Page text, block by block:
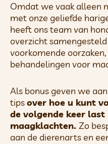
Omdat we vaak alleen
met onze geliefde
heeft ons team van
overzicht
voorkomende
behandelingen voor
Als bonus geven we
tipsover hoe u kunt
de volgende keer
maagklachten. Zo
aan de dierenarts en